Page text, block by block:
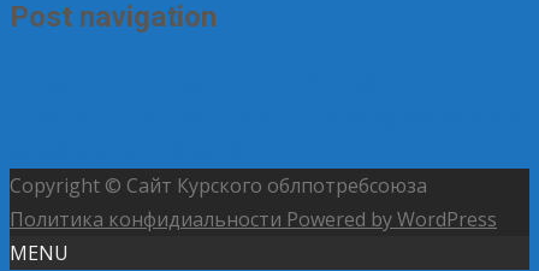
Post navigation
Copyright © Сайт Курского облпотребсоюза
Политика конфидиальности Powered by WordPress
MENU